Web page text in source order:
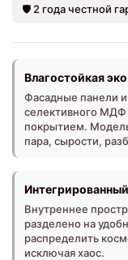
🛡️ 2 года честной
Влагостойкая
Фасадные панели
селективного
покрытием.
пара, сырости,
Внутреннее
разделено на
распределить
исключая хаос.